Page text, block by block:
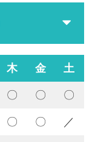
木 金 土
〇 〇 〇
〇 〇 ／